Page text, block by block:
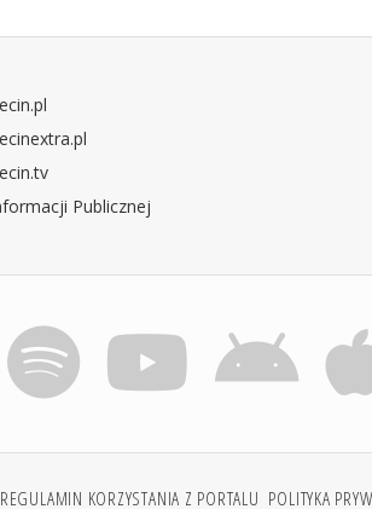
Publicznej
REGULAMIN KORZYSTANIA Z PORTALU POLITYKA